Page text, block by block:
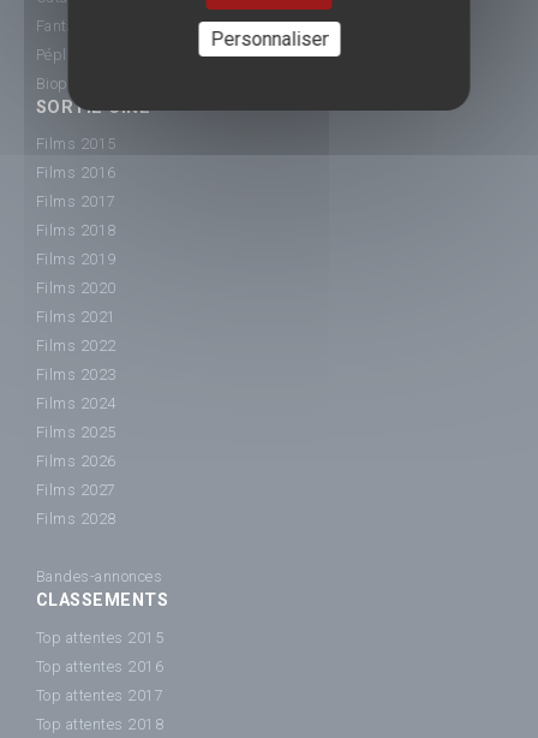
Fantastique
Péplum
Biopic
SORTIE CINÉ
Films 2015
Films 2016
Films 2017
Films 2018
Films 2019
Films 2020
Films 2021
Films 2022
Films 2023
Films 2024
Films 2025
Films 2026
Films 2027
Films 2028
Bandes-annonces
CLASSEMENTS
Top attentes 2015
Top attentes 2016
Top attentes 2017
Top attentes 2018
Personnaliser